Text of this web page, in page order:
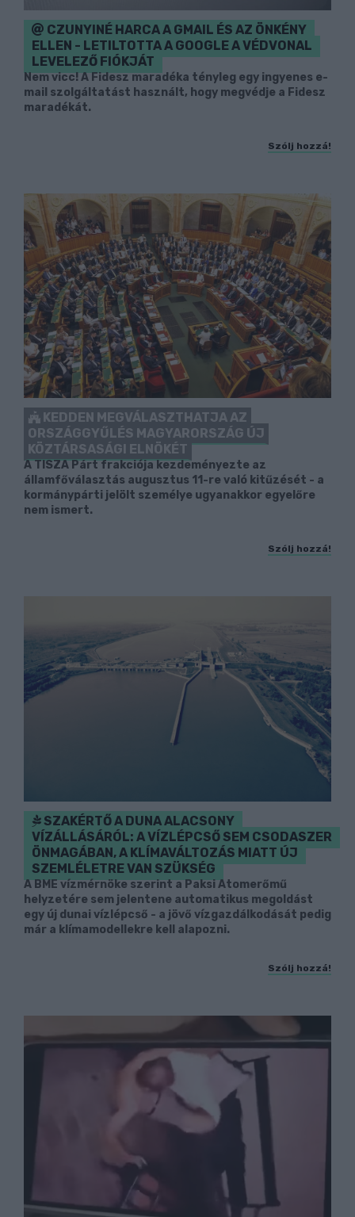
CZUNYINÉ HARCA A GMAIL ÉS AZ ÖNKÉNY
ELLEN - LETILTOTTA A GOOGLE A VÉDVONAL
LEVELEZŐ FIÓKJÁT
Nem vicc! A Fidesz maradéka tényleg egy ingyenes e-
mail szolgáltatást használt, hogy megvédje a Fidesz
maradékát.
Szólj hozzá!
KEDDEN MEGVÁLASZTHATJA AZ
ORSZÁGGYŰLÉS MAGYARORSZÁG ÚJ
KÖZTÁRSASÁGI ELNÖKÉT
A TISZA Párt frakciója kezdeményezte az
államfőválasztás augusztus 11-re való kitűzését - a
kormánypárti jelölt személye ugyanakkor egyelőre
nem ismert.
Szólj hozzá!
SZAKÉRTŐ A DUNA ALACSONY
VÍZÁLLÁSÁRÓL: A VÍZLÉPCSŐ SEM CSODASZER
ÖNMAGÁBAN, A KLÍMAVÁLTOZÁS MIATT ÚJ
SZEMLÉLETRE VAN SZÜKSÉG
A BME vízmérnöke szerint a Paksi Atomerőmű
helyzetére sem jelentene automatikus megoldást
egy új dunai vízlépcső - a jövő vízgazdálkodását pedig
már a klímamodellekre kell alapozni.
Szólj hozzá!